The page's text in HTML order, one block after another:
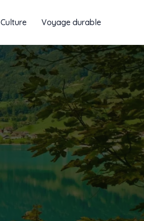
Culture Voyage durable